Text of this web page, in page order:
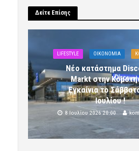
Δείτε Επίσης
LIFESTYLE OIKONOMIA
Νέο κατάστημα
Markt στην
Εγκαίνια το
Ιουλίου !
8 Ιουλίου 2026 20:00